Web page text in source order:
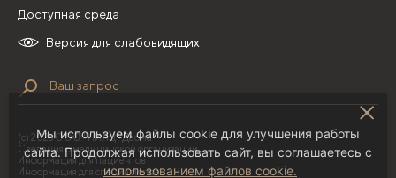
Версия для слабовидящих
Доступная среда
(с) 2026 ООО "НИЛЦ "Деома"
Сведения о медицинской организации
Информация для пациентов
Информация для специалистов
Мы используем файлы cookie для улучшения работы
сайта. Продолжая использовать сайт, вы соглашаетесь с
использованием файлов cookie.